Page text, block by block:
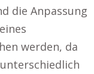
die Anpassung
werden, da